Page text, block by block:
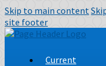
Skip to main content
site footer
Current